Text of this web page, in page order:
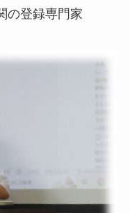
の登録専門家